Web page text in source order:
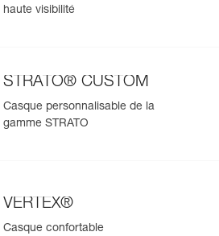
haute visibilité
STRATO® CUSTOM
Casque personnalisable de la
gamme STRATO
VERTEX®
Casque confortable